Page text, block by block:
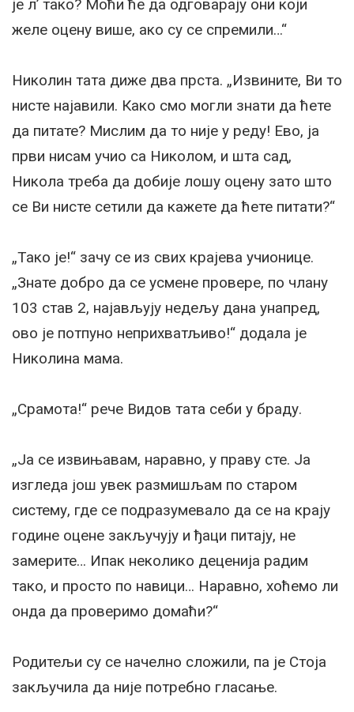
је л’ тако? Моћи ће да одговарају они који
желе оцену више, ако су се спремили…“
Николин тата диже два прста. „Извините, Ви то
нисте најавили. Како смо могли знати да ћете
да питате? Мислим да то није у реду! Ево, ја
први нисам учио са Николом, и шта сад,
Никола треба да добије лошу оцену зато што
се Ви нисте сетили да кажете да ћете питати?“
„Тако је!“ зачу се из свих крајева учионице.
„Знате добро да се усмене провере, по члану
103 став 2, најављују недељу дана унапред,
ово је потпуно неприхватљиво!“ додала је
Николина мама.
„Срамота!“ рече Видов тата себи у браду.
„Ја се извињавам, наравно, у праву сте. Ја
изгледа још увек размишљам по старом
систему, где се подразумевало да се на крају
године оцене закључују и ђаци питају, не
замерите… Ипак неколико деценија радим
тако, и просто по навици… Наравно, хоћемо ли
онда да проверимо домаћи?“
Родитељи су се начелно сложили, па је Стоја
закључила да није потребно гласање.